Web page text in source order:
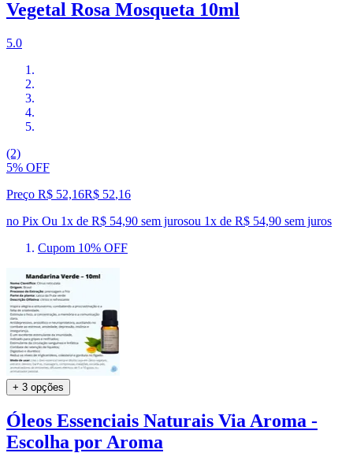
Vegetal Rosa Mosqueta 10ml
5.0
(2)
5% OFF
Preço R$ 52,16R$ 52,16
no Pix Ou 1x de R$ 54,90 sem jurosou 1x de R$ 54,90 sem juros
Cupom 10% OFF
+ 3 opções
Óleos Essenciais Naturais Via Aroma -
Escolha por Aroma